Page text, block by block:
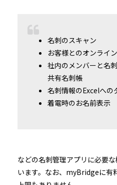
名刺のスキャン
お客様とのオンライ
社内のメンバーと名
共有名刺帳
名刺情報のExcelへの
着電時のお名前表示
などの名刺管理アプリに必要
います。なお、myBridgeに有